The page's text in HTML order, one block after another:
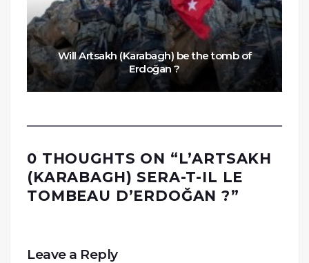
Will Artsakh (Karabagh) be the tomb of
Erdoğan ?
0 THOUGHTS ON “L’ARTSAKH
(KARABAGH) SERA-T-IL LE
TOMBEAU D’ERDOĞAN ?”
Leave a Reply